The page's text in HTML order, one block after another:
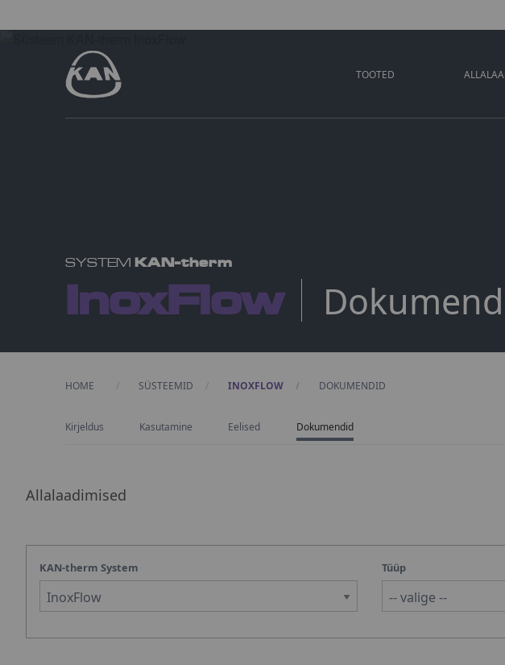
TOOTED
SYSTEM KAN-therm
InoxFlow
HOME SÜSTEEMID INOXFLOW CURRENT:
DOKUMENDID
Kirjeldus Kasutamine Eelised Dokumendid
Allalaadimised
KAN-therm System Tüüp
-- valige --